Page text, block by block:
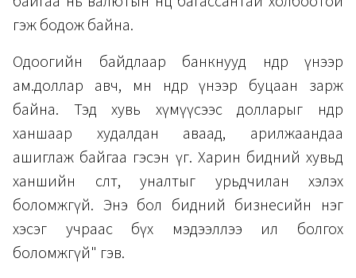
гэж бодож байна.
Одоогийн байдлаар банкнууд өндөр үнээр
ам.доллар авч, мөн өндөр үнээр буцаан зарж
байна. Тэд хувь хүмүүсээс долларыг өндөр
ханшаар худалдан аваад, арилжаандаа
ашиглаж байгаа гэсэн үг. Харин бидний хувьд
ханшийн өсөлт, уналтыг урьдчилан хэлэх
боломжгүй. Энэ бол бидний бизнесийн нэг
хэсэг учраас бүх мэдээллээ ил болгох
боломжгүй" гэв.